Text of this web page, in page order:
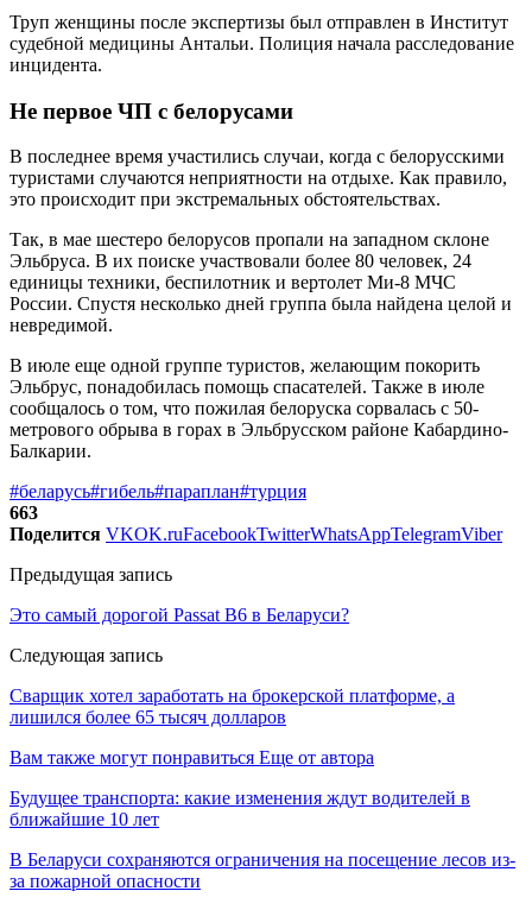
Труп женщины после экспертизы был отправлен в Институт
судебной медицины Антальи. Полиция начала расследование
инцидента.
Не первое ЧП с белорусами
В последнее время участились случаи, когда с белорусскими
туристами случаются неприятности на отдыхе. Как правило,
это происходит при экстремальных обстоятельствах.
Так, в мае шестеро белорусов пропали на западном склоне
Эльбруса. В их поиске участвовали более 80 человек, 24
единицы техники, беспилотник и вертолет Ми-8 МЧС
России. Спустя несколько дней группа была найдена целой и
невредимой.
В июле еще одной группе туристов, желающим покорить
Эльбрус, понадобилась помощь спасателей. Также в июле
сообщалось о том, что пожилая белоруска сорвалась с 50-
метрового обрыва в горах в Эльбрусском районе Кабардино-
Балкарии.
#беларусь#гибель#параплан#турция
663
Поделится VKOK.ruFacebookTwitterWhatsAppTelegramViber
Предыдущая запись
Это самый дорогой Passat B6 в Беларуси?
Следующая запись
Сварщик хотел заработать на брокерской платформе, а
лишился более 65 тысяч долларов
Вам также могут понравиться Еще от автора
Будущее транспорта: какие изменения ждут водителей в
ближайшие 10 лет
В Беларуси сохраняются ограничения на посещение лесов из-
за пожарной опасности